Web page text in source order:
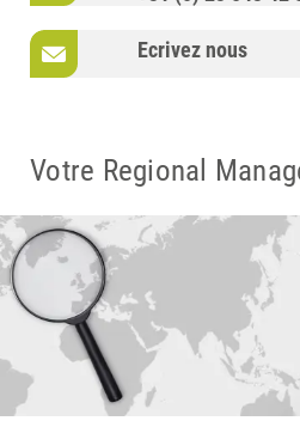
Ecrivez nous
Votre Regional